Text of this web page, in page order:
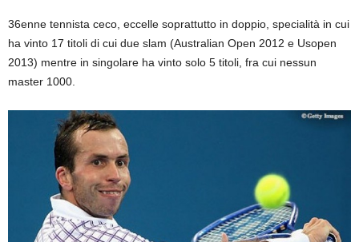
36enne tennista ceco, eccelle soprattutto in doppio, specialità in cui
ha vinto 17 titoli di cui due slam (Australian Open 2012 e Usopen
2013) mentre in singolare ha vinto solo 5 titoli, fra cui nessun
master 1000.